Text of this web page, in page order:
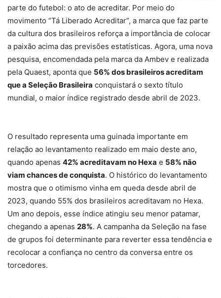
parte do futebol: o ato de acreditar. Por meio do
movimento “Tá Liberado Acreditar”, a marca que faz parte
da cultura dos brasileiros reforça a importância de colocar
a paixão acima das previsões estatísticas. Agora, uma nova
pesquisa, encomendada pela marca da Ambev e realizada
pela Quaest, aponta que 56% dos brasileiros acreditam
que a Seleção Brasileira conquistará o sexto título
mundial, o maior índice registrado desde abril de 2023.
O resultado representa uma guinada importante em
relação ao levantamento realizado em maio deste ano,
quando apenas 42% acreditavam no Hexa e 58% não
viam chances de conquista. O histórico do levantamento
mostra que o otimismo vinha em queda desde abril de
2023, quando 55% dos brasileiros acreditavam no Hexa.
Um ano depois, esse índice atingiu seu menor patamar,
chegando a apenas 28%. A campanha da Seleção na fase
de grupos foi determinante para reverter essa tendência e
recolocar a confiança no centro da conversa entre os
torcedores.